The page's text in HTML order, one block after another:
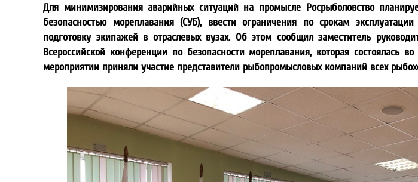
Для минимизирования аварийных ситуаций на промысле Росрыболовство
безопасностью мореплавания (СУБ), ввести ограничения по срокам
подготовку экипажей в отраслевых вузах. Об этом сообщил заместитель
Всероссийской конференции по безопасности мореплавания, которая состоялась
мероприятии приняли участие представители рыбопромысловых компаний всех